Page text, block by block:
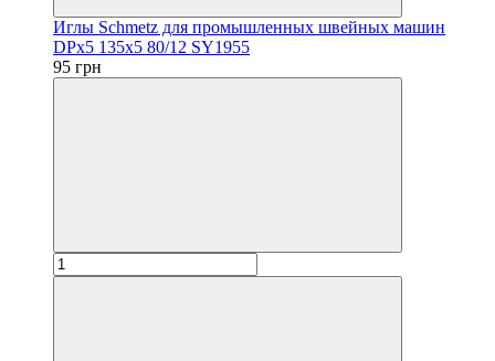
Иглы Schmetz для промышленных швейных машин
DPx5 135x5 80/12 SY1955
95 грн